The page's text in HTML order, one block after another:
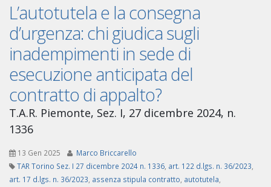
L’autotutela e la consegna
d’urgenza: chi giudica sugli
inadempimenti in sede di
esecuzione anticipata del
contratto di appalto?
T.A.R. Piemonte, Sez. I, 27 dicembre 2024, n.
1336
13 Gen 2025
Marco Briccarello
TAR Torino Sez. I 27 dicembre 2024 n. 1336 art. 122 d.lgs. n. 36/2023
art. 17 d.lgs. n. 36/2023 assenza stipula contratto autotutela